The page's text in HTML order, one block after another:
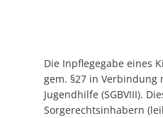
Die Inpflegegabe eines
gem. §27 in Verbindung
Jugendhilfe (SGBVIII).
Sorgerechtsinhabern